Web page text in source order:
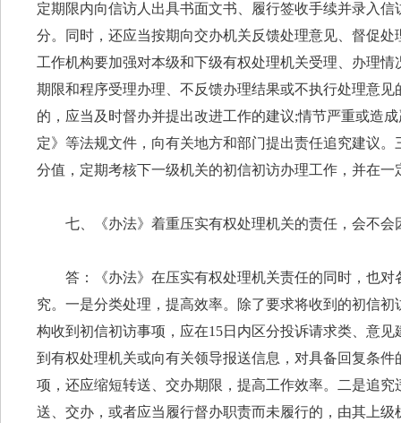
定期限内向信访人出具书面文书、履行签收手续并录入
分。同时，还应当按期向交办机关反馈处理意见、督促
工作机构要加强对本级和下级有权处理机关受理、办理
期限和程序受理办理、不反馈办理结果或不执行处理意
的，应当及时督办并提出改进工作的建议;情节严重或造
定》等法规文件，向有关地方和部门提出责任追究建议
分值，定期考核下一级机关的初信初访办理工作，并在
七、《办法》着重压实有权处理机关的责任，会不
答：《办法》在压实有权处理机关责任的同时，也
究。一是分类处理，提高效率。除了要求将收到的初信
构收到初信初访事项，应在15日内区分投诉请求类、意
到有权处理机关或向有关领导报送信息，对具备回复条
项，还应缩短转送、交办期限，提高工作效率。二是追
送、交办，或者应当履行督办职责而未履行的，由其上